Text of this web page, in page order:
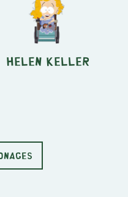
Helen Keller